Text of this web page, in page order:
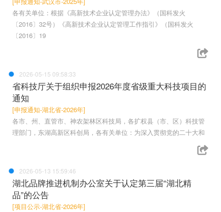
各有关单位：根据《高新技术企业认定管理办法》（国科发火
〔2016〕32号）《高新技术企业认定管理工作指引》（国科发火
〔2016〕19
2026-05-15 09:58:33
省科技厅关于组织申报2026年度省级重大科技项目的
通知
[申报通知-湖北省-2026年]
各市、州、直管市、神农架林区科技局，各扩权县（市、区）科技管
理部门，东湖高新区科创局，各有关单位：为深入贯彻党的二十大和
2026-05-13 15:59:46
湖北品牌推进机制办公室关于认定第三届“湖北精
品”的公告
[项目公示-湖北省-2026年]